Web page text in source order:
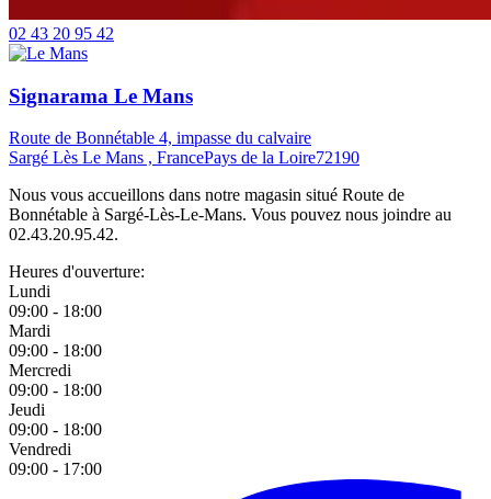
02 43 20 95 42
Signarama Le Mans
Route de Bonnétable 4, impasse du calvaire
Sargé Lès Le Mans , FrancePays de la Loire72190
Nous vous accueillons dans notre magasin situé Route de
Bonnétable à Sargé-Lès-Le-Mans. Vous pouvez nous joindre au
02.43.20.95.42.
Heures d'ouverture:
Lundi
09:00 - 18:00
Mardi
09:00 - 18:00
Mercredi
09:00 - 18:00
Jeudi
09:00 - 18:00
Vendredi
09:00 - 17:00